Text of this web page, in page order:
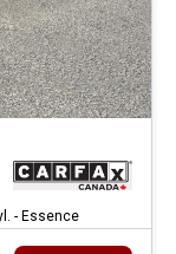
- Essence